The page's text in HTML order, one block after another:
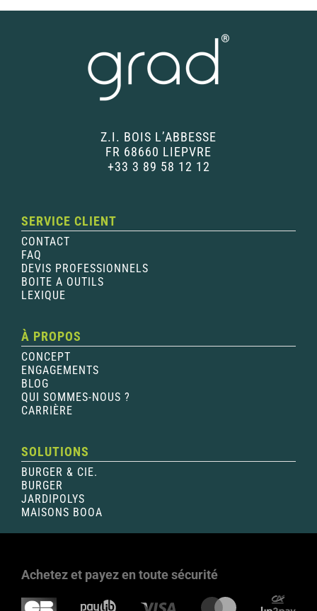
Z.I. BOIS L’ABBESSE
FR 68660 LIEPVRE
+33 3 89 58 12 12
SERVICE CLIENT
CONTACT
FAQ
DEVIS PROFESSIONNELS
BOITE A OUTILS
LEXIQUE
À PROPOS
CONCEPT
ENGAGEMENTS
BLOG
QUI SOMMES-NOUS ?
CARRIÈRE
SOLUTIONS
BURGER & CIE.
BURGER
JARDIPOLYS
MAISONS BOOA
Achetez et payez en toute sécurité